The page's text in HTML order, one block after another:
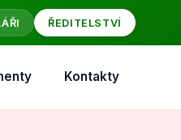
ŘEDITELSTVÍ
Kontakty